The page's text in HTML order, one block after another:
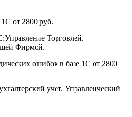
1С от 2800 руб.
Торговлей.
Фирмой.
ошибок в базе 1С от 2800
учет. Управленческий